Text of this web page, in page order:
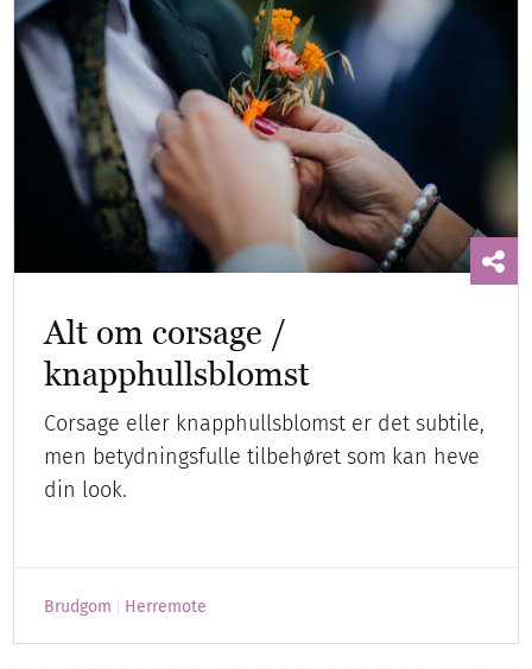
Alt om corsage /
knapphullsblomst
Corsage eller knapphullsblomst er det subtile,
men betydningsfulle tilbehøret som kan heve
din look.
Brudgom Herremote